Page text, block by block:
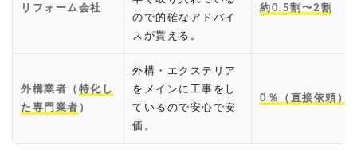
リフォーム会社
ので的確なアドバイ
スが貰える。
約0.5割〜2割
外構業者（ 特化し
た専門業者 ）
外構・エクステリア
をメインに工事をし
ているので安心で安
価。
0％（直接依頼）